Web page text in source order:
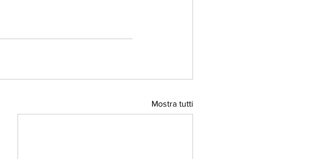
Mostra tutti